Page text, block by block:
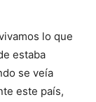
lo que
estaba
se veía
este país,